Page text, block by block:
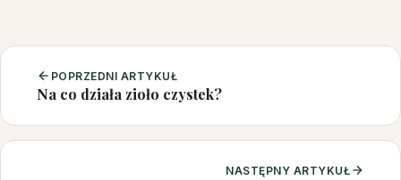
POPRZEDNI ARTYKUŁ
Na co działa zioło czystek?
NASTĘPNY ARTYKUŁ